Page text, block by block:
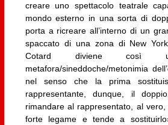
creare uno spettacolo teatrale
mondo esterno in una sorta di
porta a ricreare all’interno di un
spaccato di una zona di New
Cotard diviene così
metafora/sineddoche/metonimia
nel senso che la prima
rappresentante, dunque, il
rimandare al rappresentato, al
forte legame e tende a